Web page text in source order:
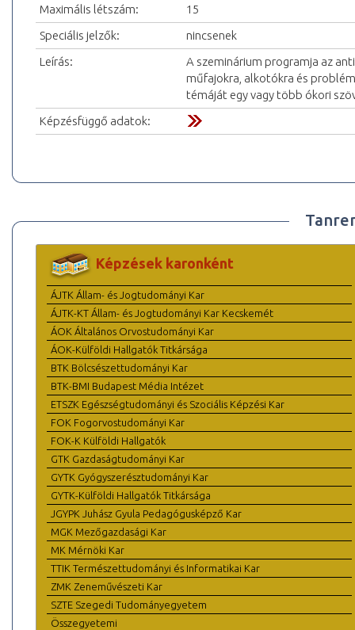
Maximális létszám:
15
Speciális jelzők:
nincsenek
Leírás:
A szeminárium programja az
műfajokra, alkotókra és
témáját egy vagy több ókori
Képzésfüggő adatok:
Képzések karonként
ÁJTK Állam- és Jogtudományi Kar
ÁJTK-KT Állam- és Jogtudományi Kar Kecskemét
ÁOK Általános Orvostudományi Kar
ÁOK-Külföldi Hallgatók Titkársága
BTK Bölcsészettudományi Kar
BTK-BMI Budapest Média Intézet
ETSZK Egészségtudományi és Szociális Képzési Kar
FOK Fogorvostudományi Kar
FOK-K Külföldi Hallgatók
GTK Gazdaságtudományi Kar
GYTK Gyógyszerésztudományi Kar
GYTK-Külföldi Hallgatók Titkársága
JGYPK Juhász Gyula Pedagógusképző Kar
MGK Mezőgazdasági Kar
MK Mérnöki Kar
TTIK Természettudományi és Informatikai Kar
ZMK Zeneművészeti Kar
SZTE Szegedi Tudományegyetem
Összegyetemi